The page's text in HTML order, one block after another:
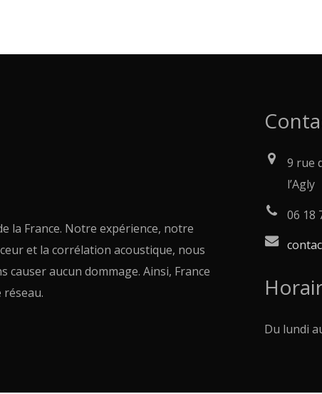
la France. Notre expérience, notre
et la corrélation acoustique, nous
aucun dommage. Ainsi, France
9 rue
l’Agly
06 18
Du lundi